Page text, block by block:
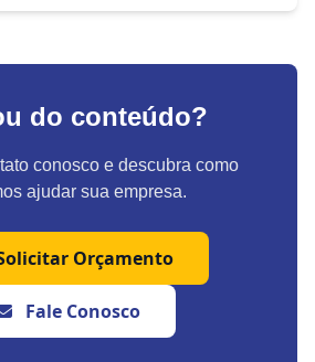
do conteúdo?
conosco e descubra como
ajudar sua empresa.
Orçamento
Fale Conosco